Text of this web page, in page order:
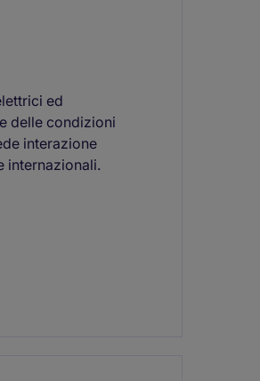
ed
delle condizioni
interazione
internazionali.